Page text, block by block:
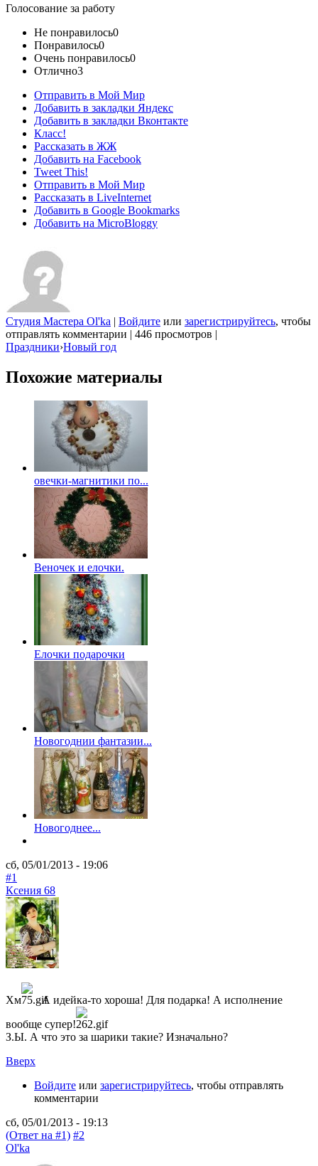
Голосование за работу
Не понравилось0
Понравилось0
Очень понравилось0
Отлично3
Отправить в Мой Мир
Добавить в закладки Яндекс
Добавить в закладки Вконтакте
Класс!
Рассказать в ЖЖ
Добавить на Facebook
Tweet This!
Отправить в Мой Мир
Рассказать в LiveInternet
Добавить в Google Bookmarks
Добавить на MicroBloggy
Студия Мастера Ol'ka | Войдите или зарегистрируйтесь, чтобы
отправлять комментарии | 446 просмотров |
Праздники›Новый год
Похожие материалы
овечки-магнитики по...
Веночек и елочки.
Елочки подарочки
Новогоднии фантазии...
Новогоднее...
сб, 05/01/2013 - 19:06
#1
Ксения 68
Хм
А идейка-то хороша! Для подарка! А исполнение
вообще супер!
З.Ы. А что это за шарики такие? Изначально?
Вверх
Войдите или зарегистрируйтесь, чтобы отправлять
комментарии
сб, 05/01/2013 - 19:13
(Ответ на #1) #2
Ol'ka